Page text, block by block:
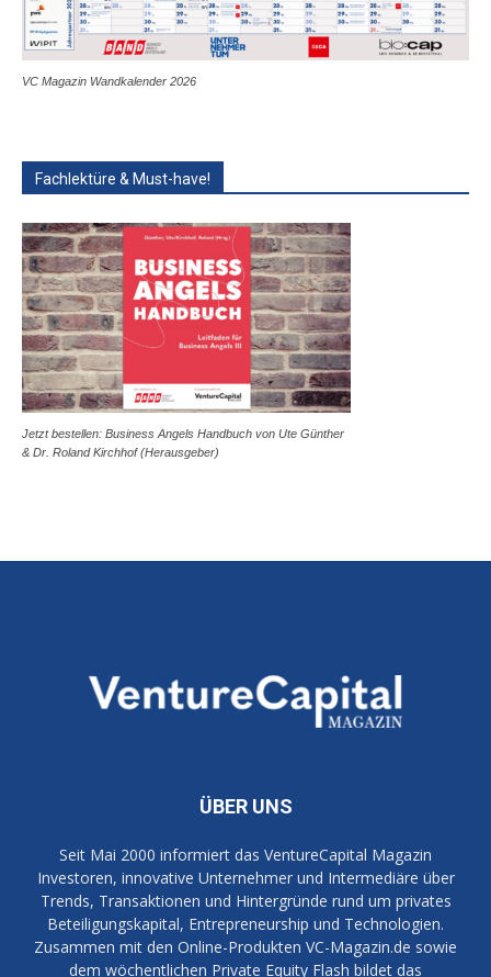
VC Magazin Wandkalender 2026
Fachlektüre & Must-have!
Jetzt bestellen: Business Angels Handbuch von Ute Günther
& Dr. Roland Kirchhof (Herausgeber)
ÜBER UNS
Seit Mai 2000 informiert das VentureCapital Magazin
Investoren, innovative Unternehmer und Intermediäre über
Trends, Transaktionen und Hintergründe rund um privates
Beteiligungskapital, Entrepreneurship und Technologien.
Zusammen mit den Online-Produkten VC-Magazin.de sowie
dem wöchentlichen Private Equity Flash bildet das